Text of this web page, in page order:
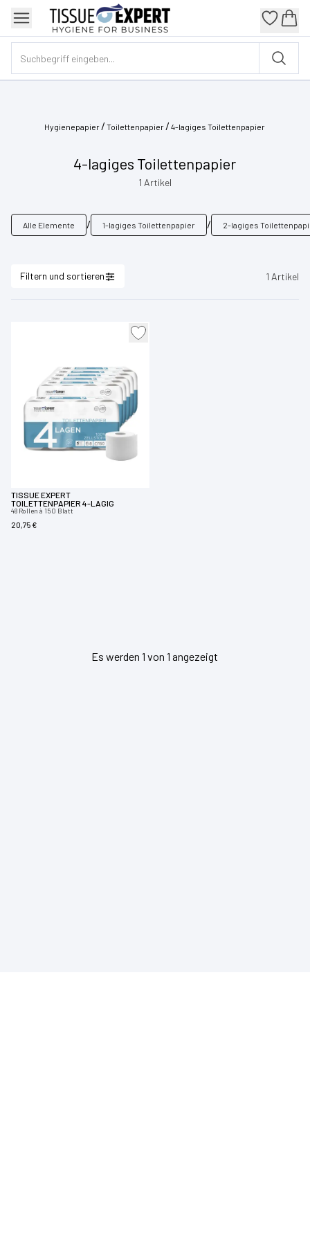
Hygienepapier / Toilettenpapier / 4-lagiges Toilettenpapier
4-lagiges Toilettenpapier
1 Artikel
Alle Elemente / 1-lagiges Toilettenpapier / 2-lagiges
Filtern und sortieren 1 Artikel
TISSUE EXPERT
TOILETTENPAPIER 4-LAGIG
48 Rollen à 150 Blatt
20,75 €
Es werden 1 von 1 angezeigt